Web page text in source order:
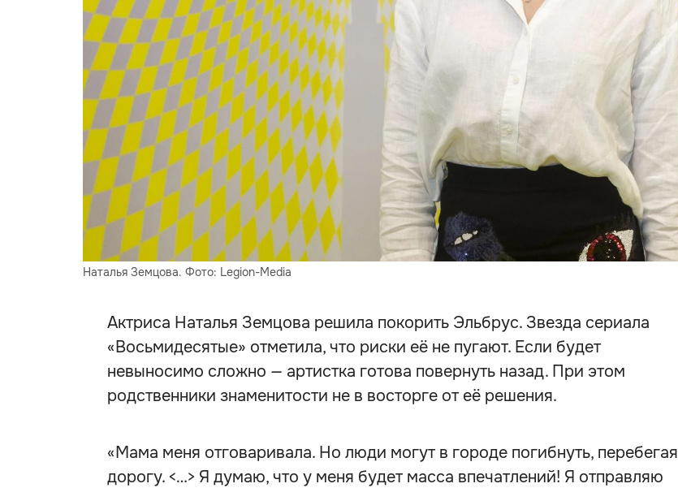
Наталья Земцова. Фото: Legion-Media
Актриса Наталья Земцова решила покорить Эльбрус. Звезда сериала
«Восьмидесятые» отметила, что риски её не пугают. Если будет
невыносимо сложно — артистка готова повернуть назад. При этом
родственники знаменитости не в восторге от её решения.
«Мама меня отговаривала. Но люди могут в городе погибнуть, перебегая
дорогу. <…> Я думаю, что у меня будет масса впечатлений! Я отправляю